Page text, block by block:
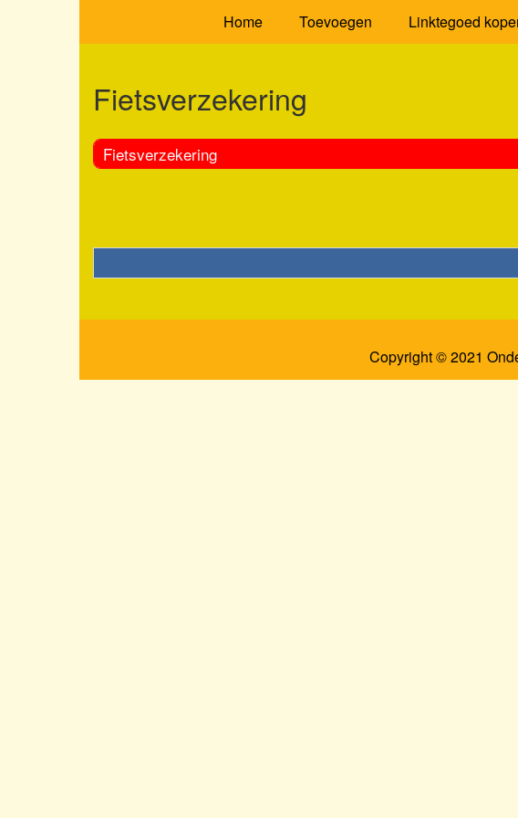
Home Toevoegen Linktegoed
Fietsverzekering
Fietsverzekering
Copyright © 2021